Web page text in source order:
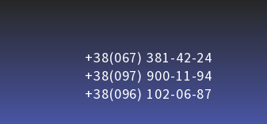
+38(067) 381-42-24
+38(097) 900-11-94
+38(096) 102-06-87